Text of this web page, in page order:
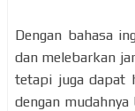
Dengan bahasa
dan melebarkan
tetapi juga dapat
dengan